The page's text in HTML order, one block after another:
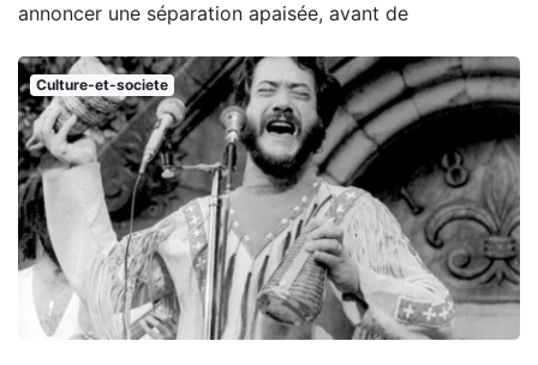
annoncer une séparation apaisée, avant de
Culture-et-societe